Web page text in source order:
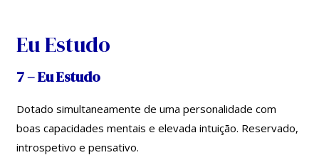
contentEu Estudo
7 – Eu Estudo
Dotado simultaneamente de uma personalidade com
boas capacidades mentais e elevada intuição. Reservado,
introspetivo e pensativo.
artigos